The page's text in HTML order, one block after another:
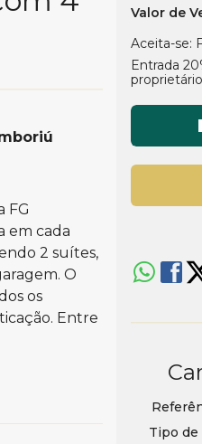
FG
em cada
2 suítes,
O
os
Entre
Valor de
Aceita-se:
Entrada
proprietário
Tipo de